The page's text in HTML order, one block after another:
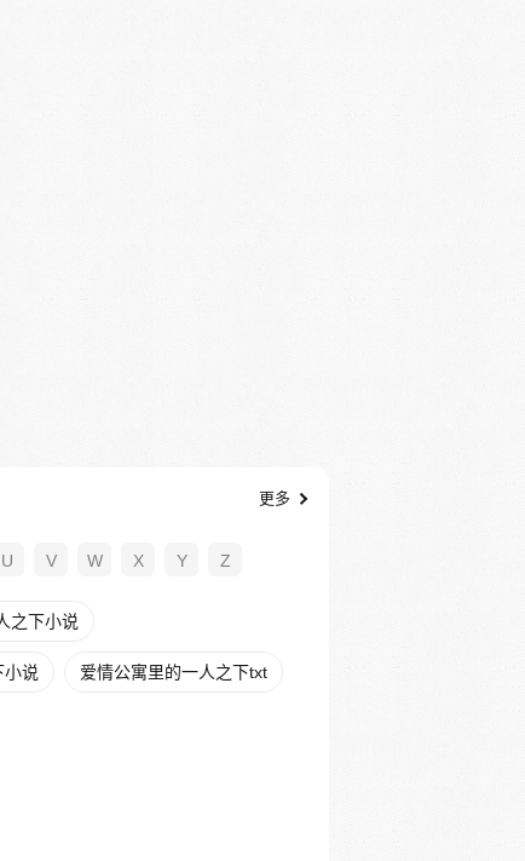
更多
U V W X Y Z
之下小说
小说 爱情公寓里的一人之下txt